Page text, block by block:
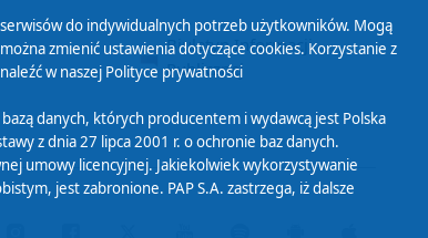
Biuletyn Informacji
Publicznej
do indywidualnych potrzeb użytkowników. Mogą
zmienić ustawienia dotyczące cookies. Korzystanie z
w naszej Polityce prywatności
danych, których producentem i wydawcą jest Polska
z dnia 27 lipca 2001 r. o ochronie baz danych.
umowy licencyjnej. Jakiekolwiek wykorzystywanie
jest zabronione. PAP S.A. zastrzega, iż dalsze